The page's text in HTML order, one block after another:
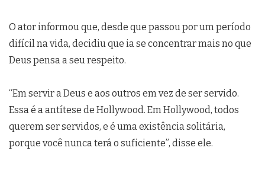
O ator informou que, desde que passou por um período
difícil na vida, decidiu que ia se concentrar mais no que
Deus pensa a seu respeito.
“Em servir a Deus e aos outros em vez de ser servido.
Essa é a antítese de Hollywood. Em Hollywood, todos
querem ser servidos, e é uma existência solitária,
porque você nunca terá o suficiente”, disse ele.